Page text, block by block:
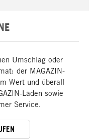
Umschlag oder
der MAGAZIN-
Wert und überall
Läden sowie
Service.